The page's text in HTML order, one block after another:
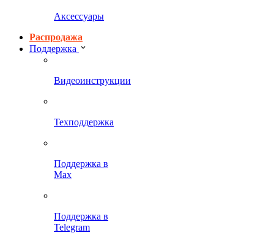
Аксессуары
Распродажа
Поддержка
Видеоинструкции
Техподдержка
Поддержка в
Max
Поддержка в
Telegram